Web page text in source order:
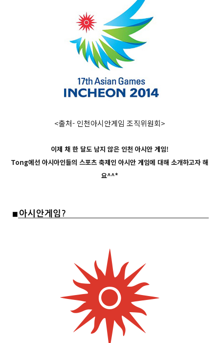
<출처- 인천아시안게임 조직위원회>
이제 채 한 달도 남지 않은 인천 아시안 게임!
Tong에선 아시아인들의 스포츠 축제인 아시안 게임에 대해 소개하고자 해
요^^*